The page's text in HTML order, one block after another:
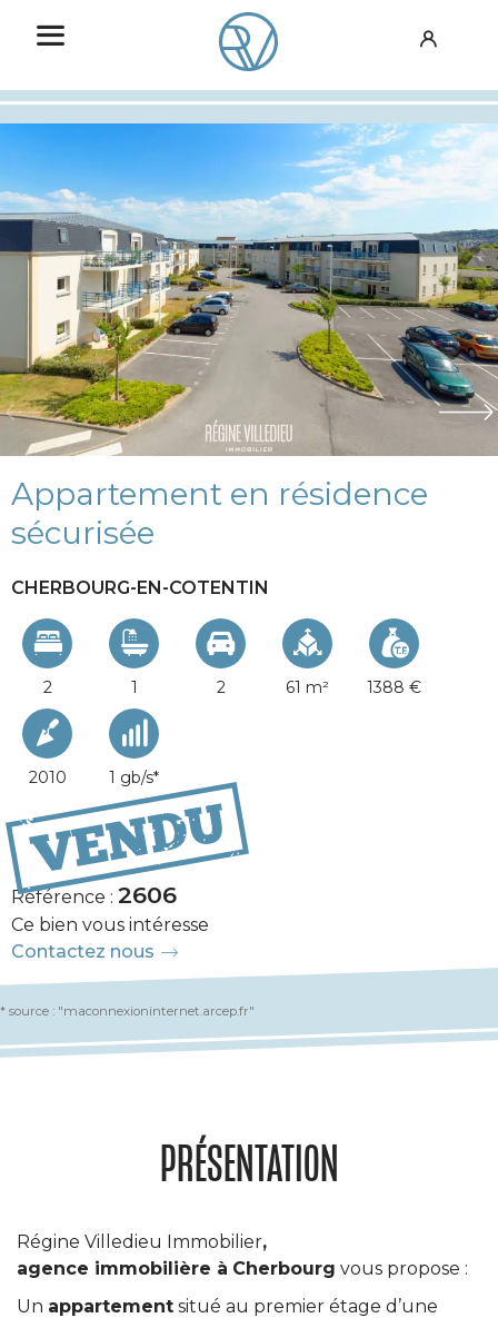
Appartement en résidence
sécurisée
CHERBOURG-EN-COTENTIN
2 1 2 61 m² 1388 €
2010 1 gb/s*
138 000 €
Référence : 2606
Ce bien vous intéresse
Contactez nous
* source : "maconnexioninternet.arcep.fr"
PRÉSENTATION
Régine Villedieu Immobilier,
agence immobilière à Cherbourg vous propose :
Un appartement situé au premier étage d’une